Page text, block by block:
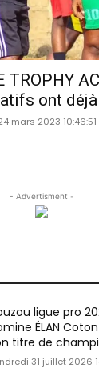
TROPHY
ont
mars 2023 10:46:51
- Advertisment -
ligue pro
ÉLAN
titre de
31 juillet 2026